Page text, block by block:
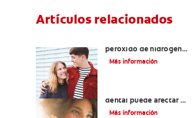
Artículos relacionados
peróxido de hidrógeno
para dientes y encías
Más información
dental puede afectar el
esmalte?
Más información